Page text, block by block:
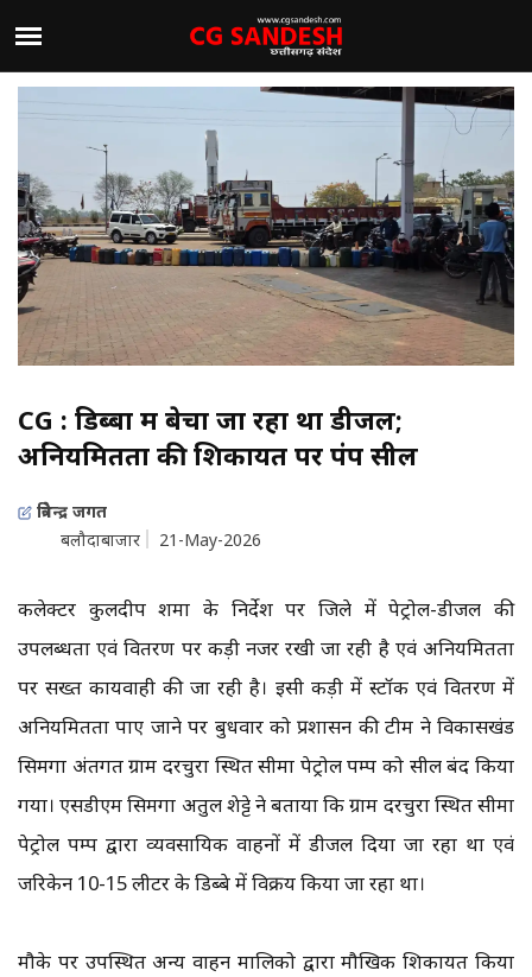
CG : डिब्बों में बेचा जा रहा था डीजल;
अनियमितता की शिकायत पर पंप सील
त्रिवेन्द्र जगत
बलौदाबाजार
21-May-2026
कलेक्टर कुलदीप शर्मा के निर्देश पर जिले में पेट्रोल-डीजल की
उपलब्धता एवं वितरण पर कड़ी नजर रखी जा रही है एवं अनियमितता
पर सख्त कार्यवाही की जा रही है। इसी कड़ी में स्टॉक एवं वितरण में
अनियमितता पाए जाने पर बुधवार को प्रशासन की टीम ने विकासखंड
सिमगा अंतर्गत ग्राम दरचुरा स्थित सीमा पेट्रोल पम्प को सील बंद किया
गया। एसडीएम सिमगा अतुल शेट्टे ने बताया कि ग्राम दरचुरा स्थित सीमा
पेट्रोल पम्प द्वारा व्यवसायिक वाहनों में डीजल दिया जा रहा था एवं
जरिकेन 10-15 लीटर के डिब्बे में विक्रय किया जा रहा था।
मौके पर उपस्थित अन्य वाहन मालिको द्वारा मौखिक शिकायत किया